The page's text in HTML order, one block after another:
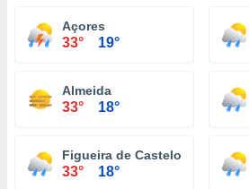
Açores
33° 19°
Almeida
33° 18°
Figueira de Castelo Rodrigo
33° 18°